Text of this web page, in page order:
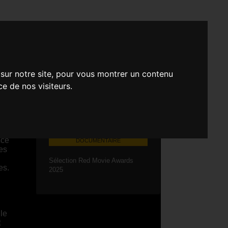
notre site, pour vous montrer un contenu
de nos visiteurs.
DOCUMENTAIRE
Sélection Red Movie Awards
2025